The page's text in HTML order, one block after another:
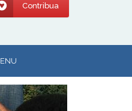
Contribua